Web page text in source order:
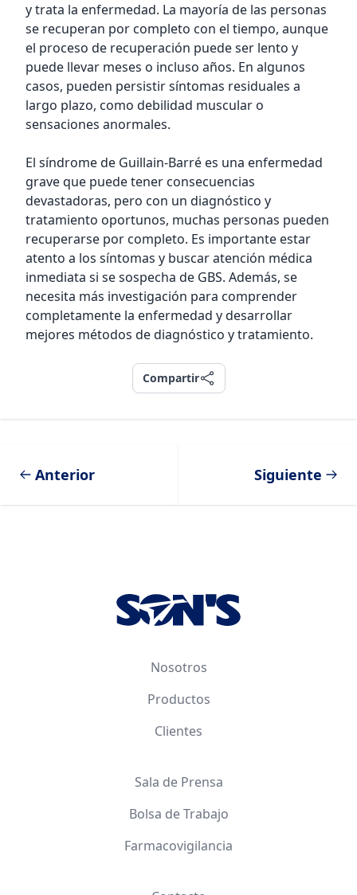
y trata la enfermedad. La mayoría de las personas
se recuperan por completo con el tiempo, aunque
el proceso de recuperación puede ser lento y
puede llevar meses o incluso años. En algunos
casos, pueden persistir síntomas residuales a
largo plazo, como debilidad muscular o
sensaciones anormales.
El síndrome de Guillain-Barré es una enfermedad
grave que puede tener consecuencias
devastadoras, pero con un diagnóstico y
tratamiento oportunos, muchas personas pueden
recuperarse por completo. Es importante estar
atento a los síntomas y buscar atención médica
inmediata si se sospecha de GBS. Además, se
necesita más investigación para comprender
completamente la enfermedad y desarrollar
mejores métodos de diagnóstico y tratamiento.
Compartir
Compartir
Anterior Siguiente
Nosotros
Productos
Clientes
Sala de Prensa
Bolsa de Trabajo
Farmacovigilancia